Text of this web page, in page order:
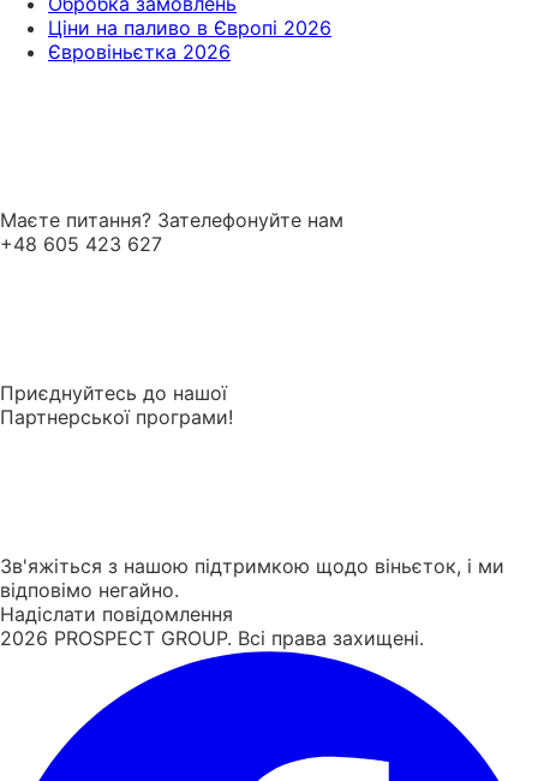
Ціни на паливо в Європі 2026
Євровіньєтка 2026
Маєте питання? Зателефонуйте нам
+48 605 423 627
Приєднуйтесь до нашої
Партнерської програми!
Зв'яжіться з нашою підтримкою щодо віньєток, і ми
відповімо негайно.
Надіслати повідомлення
2026 PROSPECT GROUP. Всі права захищені.